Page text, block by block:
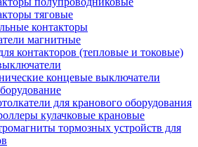
тяговые
контакторы
магнитные
контакторов (тепловые и токовые)
концевые выключатели
для кранового оборудования
кулачковые крановые
тормозных устройств для